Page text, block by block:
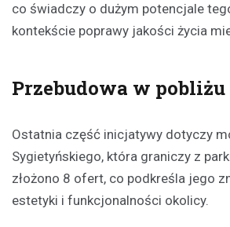
co świadczy o dużym potencjale
kontekście poprawy jakości życia
Przebudowa w
Ostatnia część inicjatywy dotyczy
Sygietyńskiego, która graniczy z
złożono 8 ofert, co podkreśla jego
estetyki i funkcjonalności okolicy.